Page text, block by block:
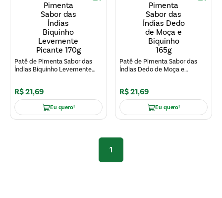
Patê de Pimenta Sabor das
Índias Biquinho Levemente
R$21,69
Eu quero!
Patê de Pimenta Sabor das
Índias Dedo de Moça e
R$21,69
Eu quero!
1